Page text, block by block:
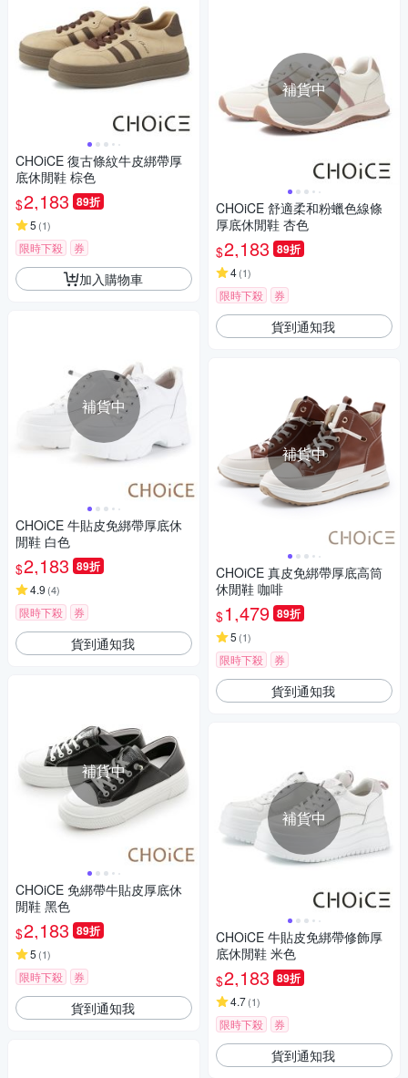
CHOiCE 復古條紋牛皮綁帶厚
底休閒鞋 棕色
$2,183 89折
5 (1)
限時下殺 券
加入購物車
補貨中
CHOiCE 牛貼皮免綁帶厚底休
閒鞋 白色
$2,183 89折
4.9 (4)
限時下殺 券
貨到通知我
補貨中
CHOiCE 免綁帶牛貼皮厚底休
閒鞋 黑色
$2,183 89折
5 (1)
限時下殺 券
貨到通知我
補貨中
CHOiCE 舒適柔和粉蠟色線條
厚底休閒鞋 杏色
$2,183 89折
4(1)
限時下殺 券
貨到通知我
補貨中
CHOiCE 真皮免綁帶厚底高筒
休閒鞋 咖啡
$1,479 89折
5 (1)
限時下殺 券
貨到通知我
補貨中
CHOiCE 牛貼皮免綁帶修飾厚
底休閒鞋 米色
$2,183 89折
4.7(1)
限時下殺 券
貨到通知我